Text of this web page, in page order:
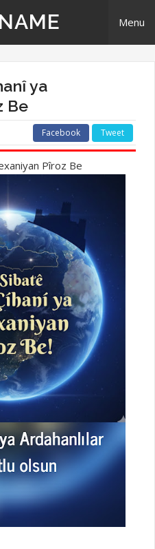
Menu
ya
Be
Facebook Tweet
Pîroz Be